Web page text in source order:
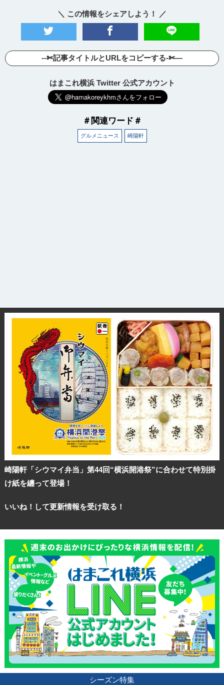
＼ この情報をシェアしよう！ ／
--✄記事タイトルとURLをコピーする-✄—
はまこれ横浜 Twitter 公式アカウント
＃関連ワード＃
グルメニュース 崎陽軒
崎陽軒「シウマイ弁当」第44回“横浜開港祭”に合わせて特別掛
け紙を纏って登場！
いいね！して更新情報を受け取る！
シーズン特集